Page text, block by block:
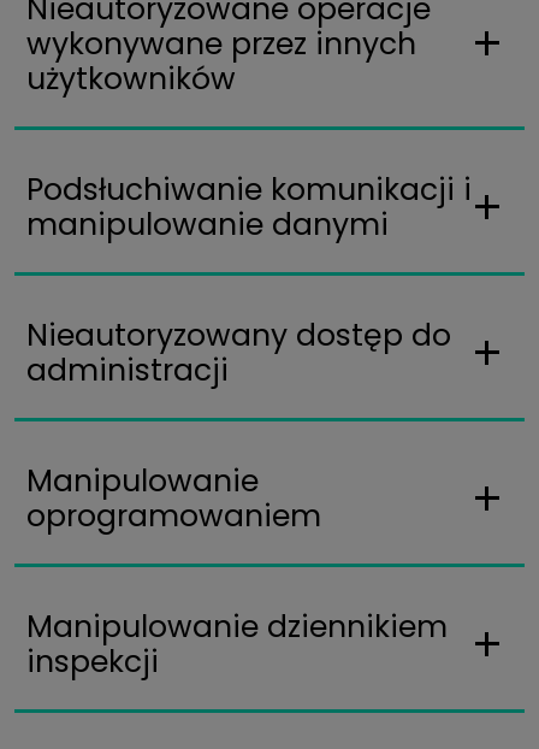
Nieautoryzowane operacje
wykonywane przez innych
użytkowników
Podsłuchiwanie komunikacji i
manipulowanie danymi
Nieautoryzowany dostęp do
administracji
Manipulowanie
oprogramowaniem
Manipulowanie dziennikiem
inspekcji